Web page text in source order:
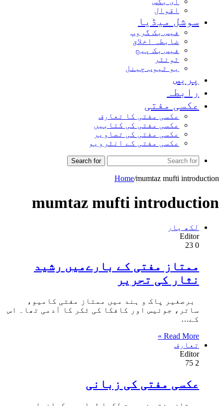
اقوال
سوشل میڈیا
فیس بک گروپ
ضابطہ اخلاق
فیس بک پیج
ٹوئٹر
یو ٹیوب چینل
پریس
رابطہ
عکسی مفتی
عکسی مفتی کا تعارف
عکسی مفتی کی کتابیں
عکسی مفتی کی تصاویر
عکسی مفتی کے انٹرویو
Search for
Home/mumtaz mufti introduction
mumtaz mufti introduction
لکھ یار
Editor
0
ممتاز مفتی کے بارےمیں رشید
نثار کی تحریر
برصغیر پاک و ہند میں ممتاز مفتی کامیو،
ساتر، جوئیس اور کافکا کی ٹکر کا آدمی تھا۔ اس
کے…
Read More »
تعارف
Editor
2
عکسی مفتی کی زبانی